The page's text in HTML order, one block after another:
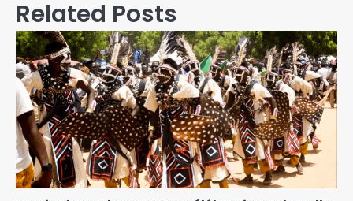
Related Posts